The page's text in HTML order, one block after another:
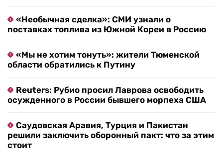
«Необычная сделка»: СМИ узнали о
поставках топлива из Южной Кореи в Россию
«Мы не хотим тонуть»: жители Тюменской
области обратились к Путину
Reuters: Рубио просил Лаврова освободить
осужденного в России бывшего морпеха США
Саудовская Аравия, Турция и Пакистан
решили заключить оборонный пакт: что за этим
стоит